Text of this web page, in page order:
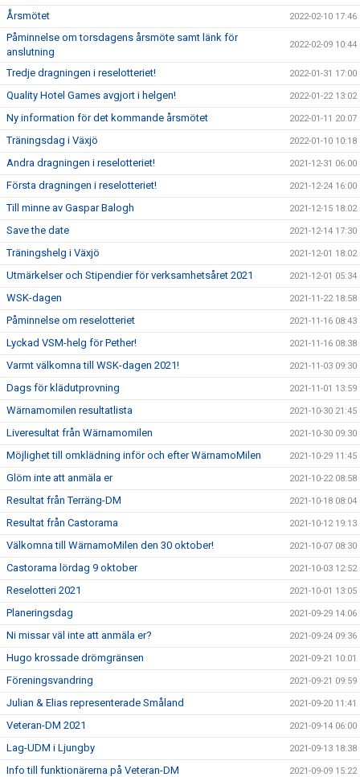
Årsmötet 2022-02-10 17:46
Påminnelse om torsdagens årsmöte samt länk för
anslutning
2022-02-09 10:44
Tredje dragningen i reselotteriet! 2022-01-31 17:00
Quality Hotel Games avgjort i helgen! 2022-01-22 13:02
Ny information för det kommande årsmötet 2022-01-11 20:07
Träningsdag i Växjö 2022-01-10 10:18
Andra dragningen i reselotteriet! 2021-12-31 06:00
Första dragningen i reselotteriet! 2021-12-24 16:00
Till minne av Gaspar Balogh 2021-12-15 18:02
Save the date 2021-12-14 17:30
Träningshelg i Växjö 2021-12-01 18:02
Utmärkelser och Stipendier för verksamhetsåret 2021 2021-12-01 05:34
WSK-dagen 2021-11-22 18:58
Påminnelse om reselotteriet 2021-11-16 08:43
Lyckad VSM-helg för Pether! 2021-11-16 08:38
Varmt välkomna till WSK-dagen 2021! 2021-11-03 09:30
Dags för klädutprovning 2021-11-01 13:59
Wärnamomilen resultatlista 2021-10-30 21:45
Liveresultat från Wärnamomilen 2021-10-30 09:30
Möjlighet till omklädning inför och efter WärnamoMilen 2021-10-29 11:45
Glöm inte att anmäla er 2021-10-22 08:58
Resultat från Terräng-DM 2021-10-18 08:04
Resultat från Castorama 2021-10-12 19:13
Välkomna till WärnamoMilen den 30 oktober! 2021-10-07 08:30
Castorama lördag 9 oktober 2021-10-03 12:52
Reselotteri 2021 2021-10-01 13:05
Planeringsdag 2021-09-29 14:06
Ni missar väl inte att anmäla er? 2021-09-24 09:36
Hugo krossade drömgränsen 2021-09-21 10:01
Föreningsvandring 2021-09-21 09:59
Julian & Elias representerade Småland 2021-09-20 11:41
Veteran-DM 2021 2021-09-14 06:00
Lag-UDM i Ljungby 2021-09-13 18:38
Info till funktionärerna på Veteran-DM 2021-09-09 15:22